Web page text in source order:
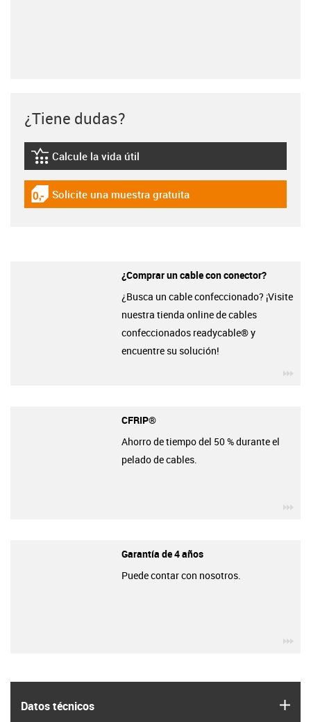
Datos técnicos
¿Tiene dudas?
igus-icon-lebensdauerrechner
Calcule la vida útil
igus-icon-gratismuster
Solicite una muestra gratuita
¿Comprar un cable con conector?
¿Busca un cable confeccionado? ¡Visite
nuestra tienda online de cables
confeccionados readycable® y
encuentre su solución!
CFRIP®
Ahorro de tiempo del 50 % durante el
pelado de cables.
Garantía de 4 años
Puede contar con nosotros.